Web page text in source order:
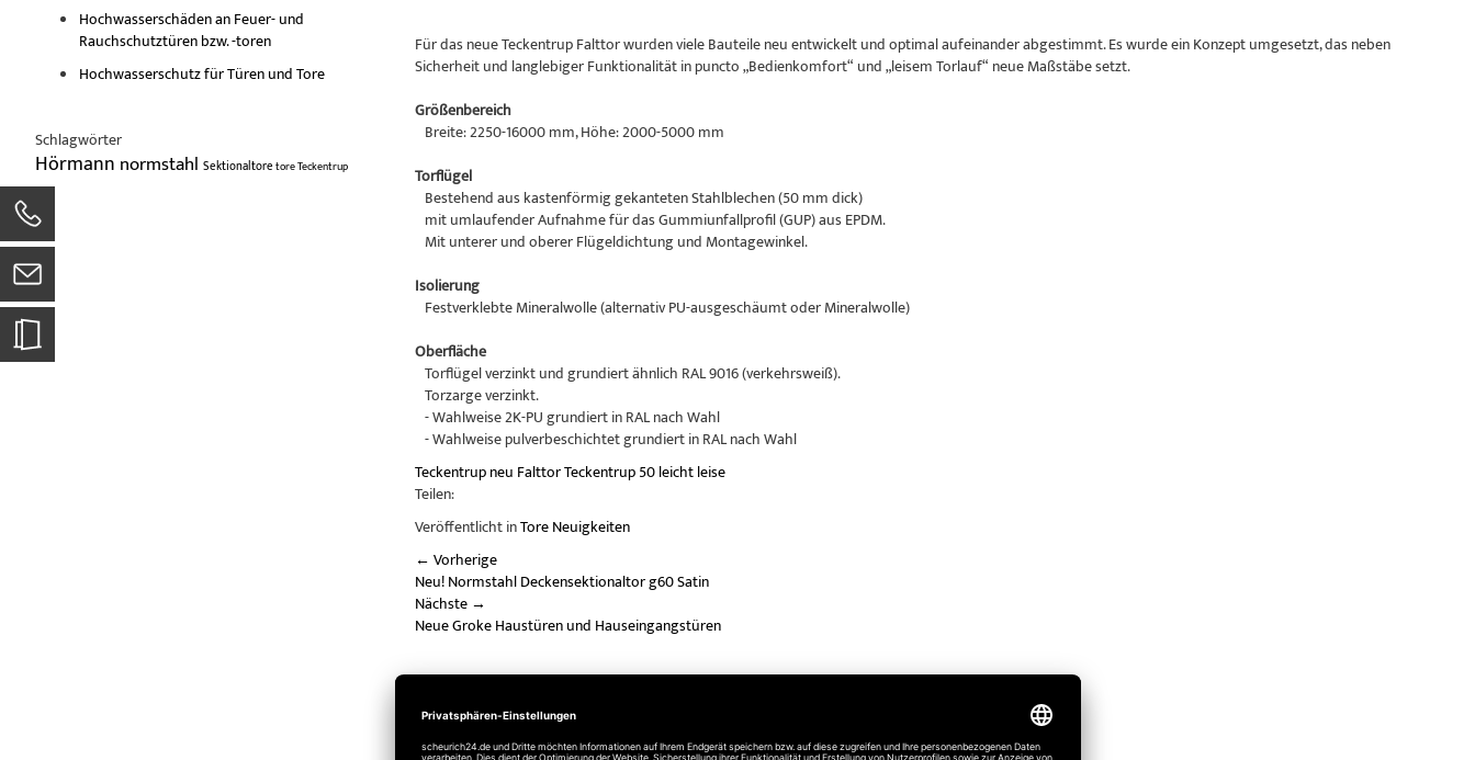
Für das neue Teckentrup Falttor wurden viele Bauteile neu entwickelt und optimal aufeinander abgestimmt. Es wurde ein Konzept umgesetzt, das neben
Sicherheit und langlebiger Funktionalität in puncto „Bedienkomfort“ und „leisem Torlauf“ neue Maßstäbe setzt.
Größenbereich
Breite: 2250-16000 mm, Höhe: 2000-5000 mm
Torflügel
Bestehend aus kastenförmig gekanteten Stahlblechen (50 mm dick)
mit umlaufender Aufnahme für das Gummiunfallprofil (GUP) aus EPDM.
Mit unterer und oberer Flügeldichtung und Montagewinkel.
Isolierung
Festverklebte Mineralwolle (alternativ PU-ausgeschäumt oder Mineralwolle)
Oberfläche
Torflügel verzinkt und grundiert ähnlich RAL 9016 (verkehrsweiß).
Torzarge verzinkt.
- Wahlweise 2K-PU grundiert in RAL nach Wahl
- Wahlweise pulverbeschichtet grundiert in RAL nach Wahl
Teckentrupneu FalttorTeckentrup 50leichtleise
Teilen:
Veröffentlicht inTore Neuigkeiten
← Vorherige
Neu! Normstahl Deckensektionaltor g60 Satin
Nächste →
Neue Groke Haustüren und Hauseingangstüren
Teckentrup Industrie-Sektionaltore - Sichtschutz nach innen - Lichteinfall von außen!
Normstahl Seitensektionaltor - technische Änderung im Kurvenbereich
Hochwasserschäden an Feuer- und
Rauchschutztüren bzw. -toren
Hochwasserschutz für Türen und Tore
Schlagwörter
Hörmann normstahl SektionaltoretoreTeckentrup